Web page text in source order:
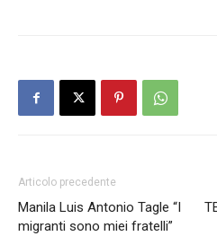
Articolo precedente
Manila Luis Antonio Tagle “I
migranti sono miei fratelli”